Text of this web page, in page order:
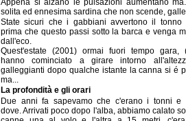
solita ed ennesima sardina che non scende,
State sicuri che i gabbiani avvertono il tonno
prima che questo passi sotto la barca e venga
dall'eco.
Quest'estate (2001) ormai fuori tempo gara,
hanno cominciato a girare intorno
galleggianti dopo qualche istante la canna si é
ma...
La profondità e gli orari
Due anni fa sapevamo che c'erano i tonni e
dove. Arrivati poco dopo l'alba, abbiamo calato